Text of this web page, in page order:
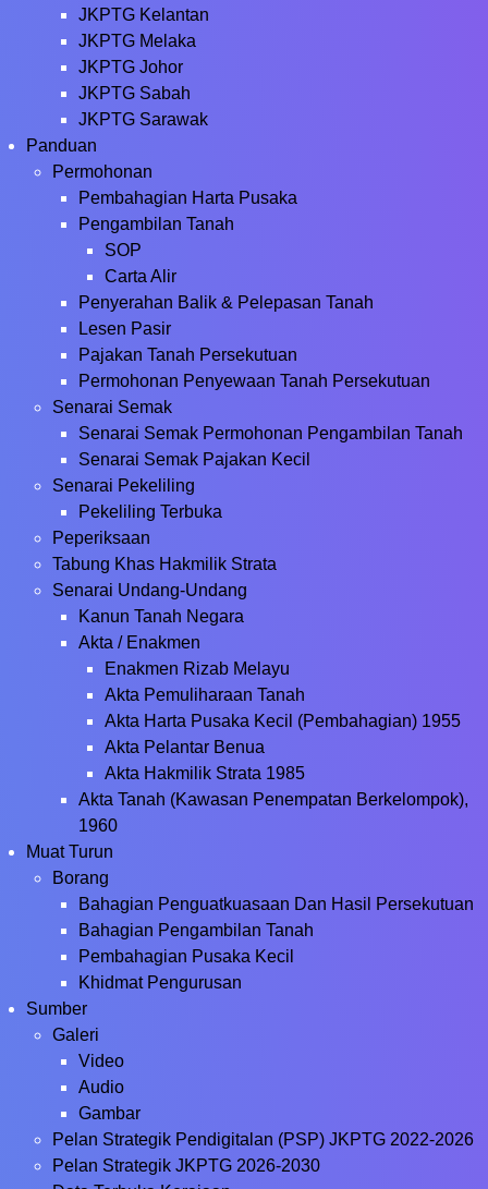
JKPTG Kelantan
JKPTG Melaka
JKPTG Johor
JKPTG Sabah
JKPTG Sarawak
Panduan
Permohonan
Pembahagian Harta Pusaka
Pengambilan Tanah
SOP
Carta Alir
Penyerahan Balik & Pelepasan Tanah
Lesen Pasir
Pajakan Tanah Persekutuan
Permohonan Penyewaan Tanah Persekutuan
Senarai Semak
Senarai Semak Permohonan Pengambilan Tanah
Senarai Semak Pajakan Kecil
Senarai Pekeliling
Pekeliling Terbuka
Peperiksaan
Tabung Khas Hakmilik Strata
Senarai Undang-Undang
Kanun Tanah Negara
Akta / Enakmen
Enakmen Rizab Melayu
Akta Pemuliharaan Tanah
Akta Harta Pusaka Kecil (Pembahagian) 1955
Akta Pelantar Benua
Akta Hakmilik Strata 1985
Akta Tanah (Kawasan Penempatan Berkelompok),
1960
Muat Turun
Borang
Bahagian Penguatkuasaan Dan Hasil Persekutuan
Bahagian Pengambilan Tanah
Pembahagian Pusaka Kecil
Khidmat Pengurusan
Sumber
Galeri
Video
Audio
Gambar
Pelan Strategik Pendigitalan (PSP) JKPTG 2022-2026
Pelan Strategik JKPTG 2026-2030